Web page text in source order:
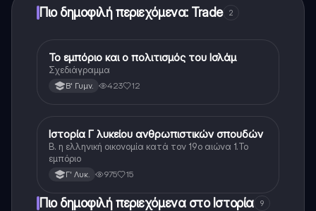
Πιο δημοφιλή περιεχόμενα: Trade 2
Ιστορία
Το εμπόριο και ο πολιτισμός του Ισλάμ
Σχεδιάγραμμα
Β' Γυμν. 423 12
Ιστορία
Ιστορία Γ λυκείου ανθρωπιστικών σπουδών
Β. η ελληνική οικονομία κατά τον 19ο αιώνα 1.Το
εμπόριο
Γ' Λυκ. 975 15
Πιο δημοφιλή περιεχόμενα στο Ιστορία 9